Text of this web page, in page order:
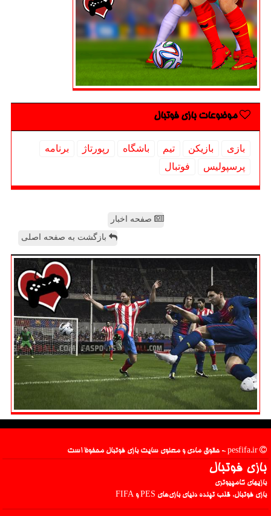
موضوعات بازی فوتبال
بازی بازیكن تیم باشگاه رپورتاژ
برنامه
پرسپولیس
فوتبال
صفحه اخبار
بازگشت به صفحه اصلی
بازی فوتبال
بازیهای کامپیوتری
بازی فوتبال، قلب تپنده دنیای بازی‌های PES و FIFA